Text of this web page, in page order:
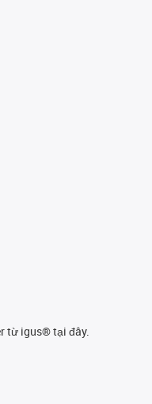
từ igus® tại đây.